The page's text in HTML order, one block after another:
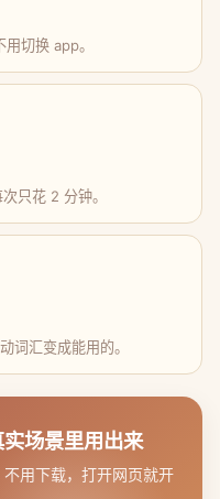
切换 app。
只花 2 分钟。
词汇变成能用的。
场景里用出来
用下载，打开网页就开